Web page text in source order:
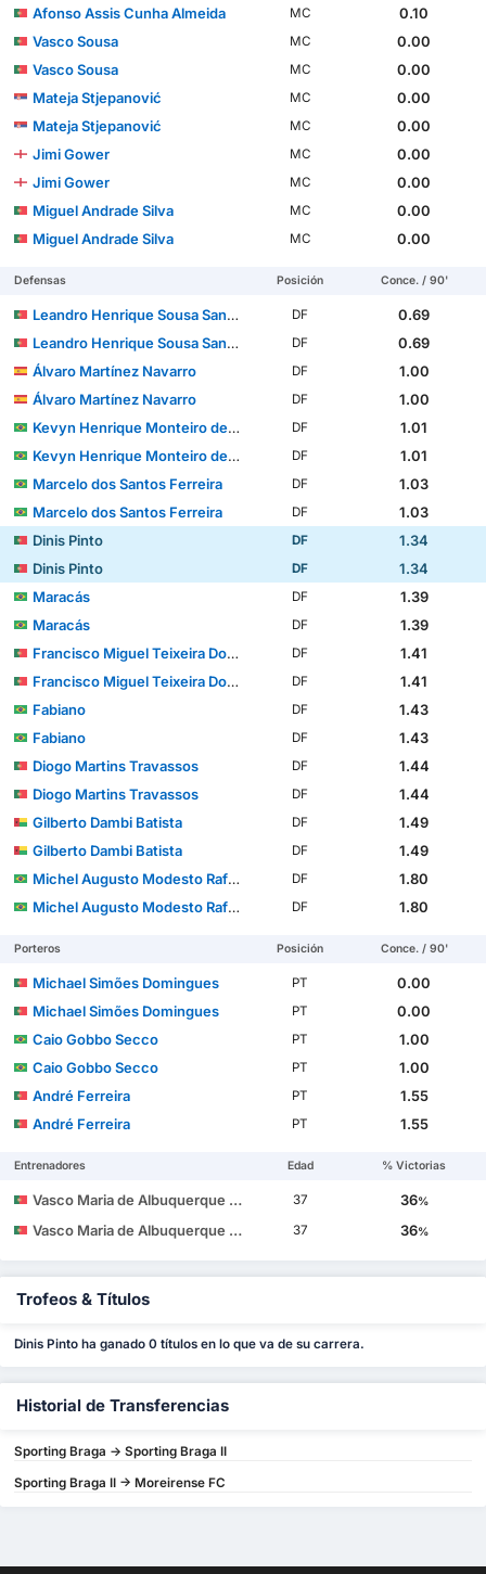
Afonso Assis Cunha Almeida
MC
0.10
Vasco Sousa
MC
0.00
Vasco Sousa
MC
0.00
Mateja Stjepanović
MC
0.00
Mateja Stjepanović
MC
0.00
Jimi Gower
MC
0.00
Jimi Gower
MC
0.00
Miguel Andrade Silva
MC
0.00
Miguel Andrade Silva
MC 0.00
Defensas Posición Conce. / 90'
Leandro Henrique Sousa Santos DF
0.69
Leandro Henrique Sousa Santos
DF
0.69
Álvaro Martínez Navarro
DF
1.00
Álvaro Martínez Navarro
DF
1.00
Kevyn Henrique Monteiro de Souza
DF
1.01
Kevyn Henrique Monteiro de Souza
DF
1.01
Marcelo dos Santos Ferreira
DF
1.03
Marcelo dos Santos Ferreira
DF
1.03
Dinis Pinto
DF
1.34
Dinis Pinto
DF
1.34
Maracás
DF
1.39
Maracás
DF
1.39
Francisco Miguel Teixeira Domingues
DF
1.41
Francisco Miguel Teixeira Domingues
DF
1.41
Fabiano
DF
1.43
Fabiano
DF
1.43
Diogo Martins Travassos
DF
1.44
Diogo Martins Travassos
DF
1.44
Gilberto Dambi Batista
DF
1.49
Gilberto Dambi Batista
DF
1.49
Michel Augusto Modesto Rafael dos Santos
DF
1.80
Michel Augusto Modesto Rafael dos Santos
DF 1.80
Porteros Posición Conce. / 90'
Michael Simões Domingues PT
0.00
Michael Simões Domingues
PT
0.00
Caio Gobbo Secco
PT
1.00
Caio Gobbo Secco
PT
1.00
André Ferreira
PT
1.55
André Ferreira
PT 1.55
Entrenadores Edad % Victorias
Vasco Maria de Albuquerque Botelho da Costa 37 36%
Vasco Maria de Albuquerque Botelho da Costa 37 36%
Trofeos & Títulos
Dinis Pinto ha ganado 0 títulos en lo que va de su carrera.
Historial de Transferencias
Sporting Braga -> Sporting Braga II
Sporting Braga II -> Moreirense FC